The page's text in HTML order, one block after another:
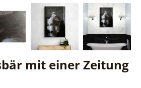
mit einer Zeitung